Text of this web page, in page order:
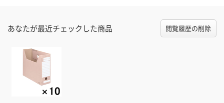
あなたが最近チェックした商品 閲覧履歴の削除